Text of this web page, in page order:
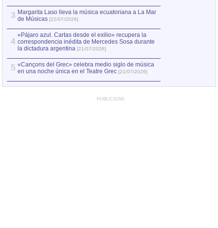
3 Margarita Laso lleva la música ecuatoriana a La Mar
de Músicas [22/07/2026]
4
«Pájaro azul. Cartas desde el exilio» recupera la
correspondencia inédita de Mercedes Sosa durante
la dictadura argentina [21/07/2026]
5 «Cançons del Grec» celebra medio siglo de música
en una noche única en el Teatre Grec [21/07/2026]
PUBLICIDAD